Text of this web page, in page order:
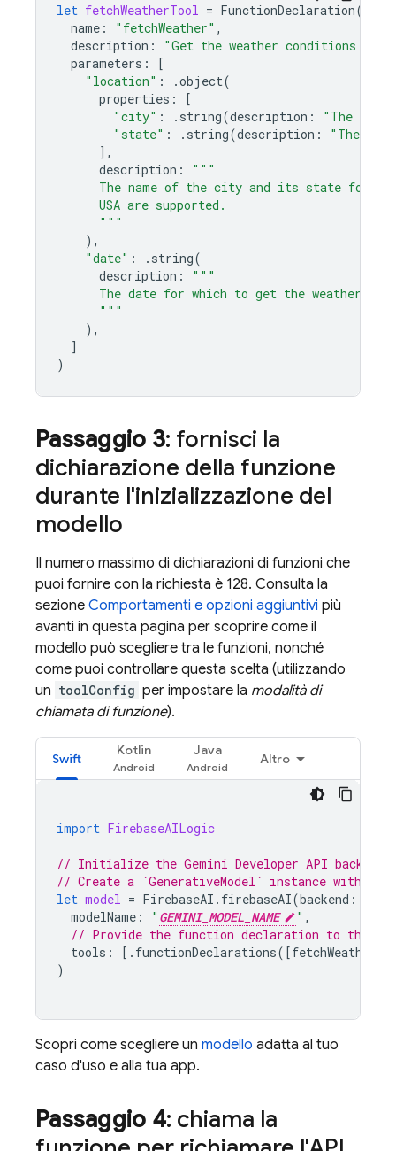
let fetchWeatherTool = FunctionDeclaration(
name : "fetchWeather" ,
description :
"Get the weather conditions
parameters :
[
"location" : .object(
properties :
[
"city" : . string(description :
"The city
"state" : . string(description :
"The
],
description :
"""
The name of the city and its state for
      USA are supported.
      """
),
"date" : . string(
description :
"""
The date for which to get the weather.
      """
),
]
)
Passaggio 3: fornisci la
dichiarazione della funzione
durante l'inizializzazione del
modello
Il numero massimo di dichiarazioni di funzioni che
puoi fornire con la richiesta è 128. Consulta la
sezione Comportamenti e opzioni aggiuntivi più
avanti in questa pagina per scoprire come il
modello può scegliere tra le funzioni, nonché
come puoi controllare questa scelta (utilizzando
un toolConfig per impostare la modalità di
chiamata di funzione).
Swift
Kotlin Java
Altro
import FirebaseAILogic
// Initialize the Gemini Developer API backend
// Create a `GenerativeModel` instance with a
let model = FirebaseAI . firebaseAI(backend :
modelName : " GEMINI_MODEL_NAME " ,
// Provide the function declaration to the
tools : [. functionDeclarations([
)
Scopri come scegliere un modello adatta al tuo
caso d'uso e alla tua app.
Passaggio 4: chiama la